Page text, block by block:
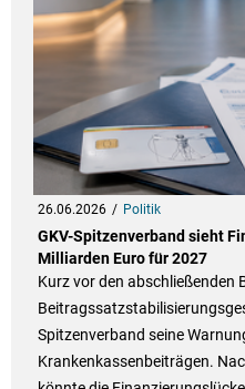
26.06.2026 Politik
GKV-Spitzenverband sieht
Milliarden Euro für 2027
Kurz vor den abschließenden
Spitzenverband seine
Krankenkassenbeiträgen.